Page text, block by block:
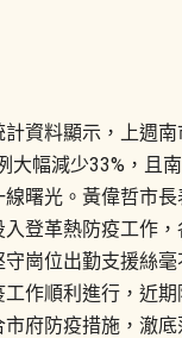
資料顯示，上週
大幅減少33%，且
曙光。黃偉哲市
登革熱防疫工作
崗位出勤支援絲
作順利進行，近
府防疫措施，澈